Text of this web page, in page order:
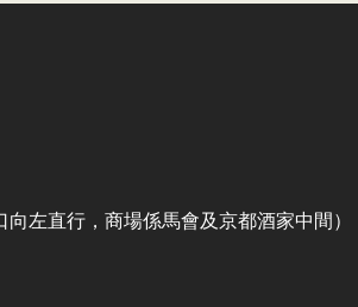
左直行，商場係馬會及京都酒家中間）